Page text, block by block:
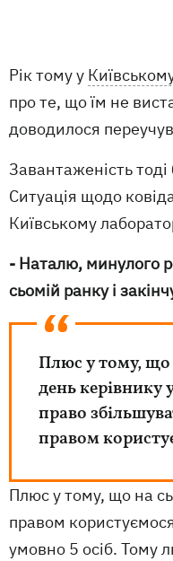
Рік тому у
про те, що їм не
доводилося
Завантаженість
Ситуація щодо
Київському
- Наталю, минулого
сьомій ранку і
Плюс у тому, що
день керівнику
право
правом
Плюс у тому, що на
правом
умовно 5 осіб. Тому